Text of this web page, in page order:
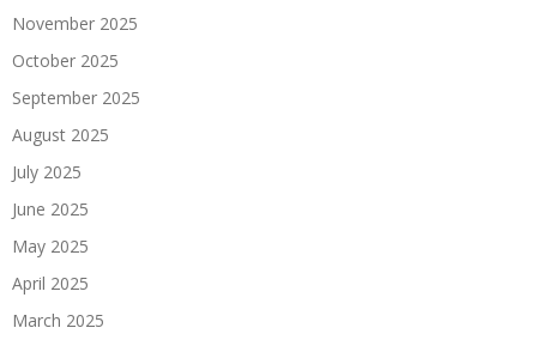
November 2025
October 2025
September 2025
August 2025
July 2025
June 2025
May 2025
April 2025
March 2025